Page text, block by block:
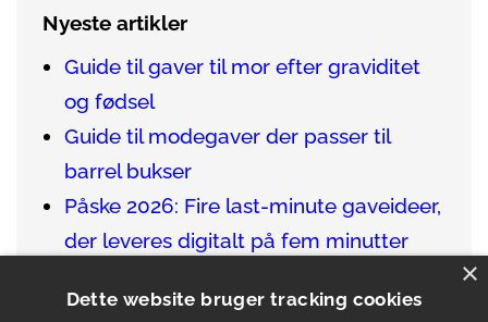
Nyeste artikler
Guide til gaver til mor efter graviditet
og fødsel
Guide til modegaver der passer til
barrel bukser
Påske 2026: Fire last-minute gaveideer,
der leveres digitalt på fem minutter
vinentusiast
Dette website bruger tracking cookies
×